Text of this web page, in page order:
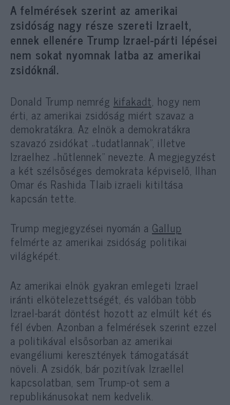
A felmérések szerint az amerikai
zsidóság nagy része szereti Izraelt,
ennek ellenére Trump Izrael-párti lépései
nem sokat nyomnak latba az amerikai
zsidóknál.
Donald Trump nemrég kifakadt, hogy nem
érti, az amerikai zsidóság miért szavaz a
demokratákra. Az elnök a demokratákra
szavazó zsidókat „tudatlannak”, illetve
Izraelhez „hűtlennek” nevezte. A megjegyzést
a két szélsőséges demokrata képviselő, Ilhan
Omar és Rashida Tlaib izraeli kitiltása
kapcsán tette.
Trump megjegyzései nyomán a Gallup
felmérte az amerikai zsidóság politikai
világképét.
Az amerikai elnök gyakran emlegeti Izrael
iránti elkötelezettségét, és valóban több
Izrael-barát döntést hozott az elmúlt két és
fél évben. Azonban a felmérések szerint ezzel
a politikával elsősorban az amerikai
evangéliumi keresztények támogatását
növeli. A zsidók, bár pozitívak Izraellel
kapcsolatban, sem Trump-ot sem a
republikánusokat nem kedvelik.